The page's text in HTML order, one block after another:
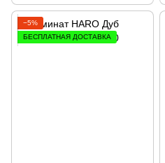
−5%
БЕСПЛАТНАЯ ДОСТАВКА